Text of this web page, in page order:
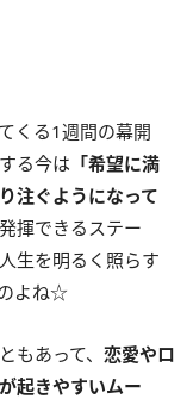
くる1週間の幕開
る今は 「希望に満
注ぐようになって
揮できるステー
生を明るく照らす
よね☆
もあって、 恋愛やロ
起きやすいムー